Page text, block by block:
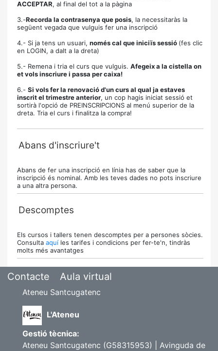
ACCEPTAR, al final del tot a la pàgina
3.-Recorda la contrasenya que posis, la necessitaràs la
següent vegada que vulguis fer una inscripció
4.- Si ja tens un usuari, només cal que iniciïs sessió (fes clic
en LOGIN, a dalt a la dreta)
5.- Remena i tria el curs que vulguis. Afegeix a la cistella on
et vols inscriure i passa per caixa!
6.- Si vols fer la renovació d'un curs al qual ja estaves
inscrit el trimestre anterior, un cop hagis iniciat sessió et
sortirà l'opció de PREINSCRIPCIONS al menú superior de la
dreta. Tria el curs i finalitza la compra!
Abans d'inscriure't
Abans de fer una inscripció en línia has de saber que la
inscripció és nominal. Amb les teves dades no pots inscriure
a una altra persona.
Descomptes
Els cursos i tallers tenen descomptes per a persones sòcies.
Consulta aquí les tarifes i condicions per fer-te'n, tindràs
molts més avantatges
Contacte Aula virtual
Ateneu Santcugatenc
L'Ateneu
Gestió tècnica:
Ateneu Santcugatenc (G58315953) | Avinguda de